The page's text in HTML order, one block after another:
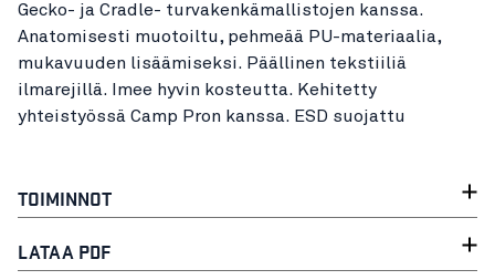
Gecko- ja Cradle- turvakenkämallistojen kanssa.
Anatomisesti muotoiltu, pehmeää PU-materiaalia,
mukavuuden lisäämiseksi. Päällinen tekstiiliä
ilmarejillä. Imee hyvin kosteutta. Kehitetty
yhteistyössä Camp Pron kanssa. ESD suojattu
TOIMINNOT
LATAA PDF